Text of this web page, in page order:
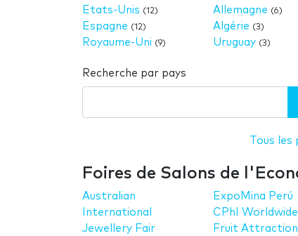
Etats-Unis (12)
Espagne (12)
Royaume-Uni (9)
Allemagne (6)
Algérie (3)
Uruguay (3)
Recherche par pays
Tous les
Foires de Salons de
Australian
International
Jewellery Fair
ExpoMina Perú
CPhI Worldwide
Fruit Attraction